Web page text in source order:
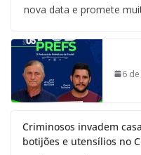
nova data e promete
6
Criminosos invadem
botijões e utensílios no